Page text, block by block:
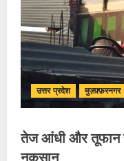
उत्तर प्रदेश मुज़फ़्फ़रनगर
तेज आंधी और तूफान
नुकसान